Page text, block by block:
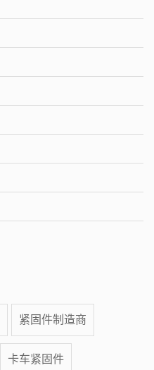
紧固件制造商
卡车紧固件